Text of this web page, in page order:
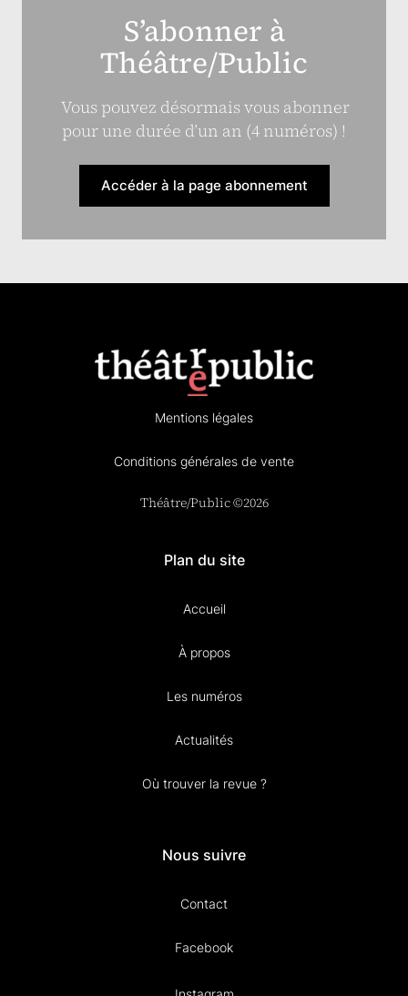
S’abonner à
Théâtre/Public
Vous pouvez désormais vous abonner
pour une durée d’un an (4 numéros) !
Accéder à la page abonnement
Mentions légales
Conditions générales de vente
Théâtre/Public ©2026
Plan du site
Accueil
À propos
Les numéros
Actualités
Où trouver la revue ?
Nous suivre
Contact
Facebook